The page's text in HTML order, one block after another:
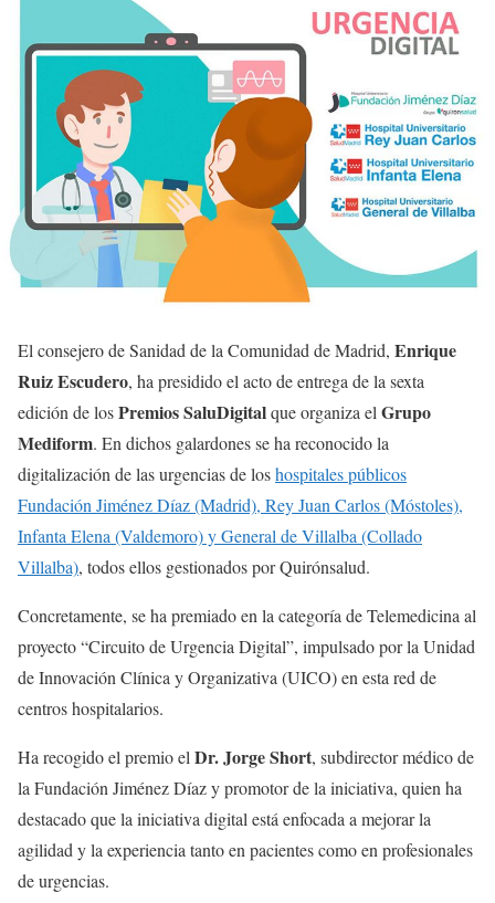
El consejero de Sanidad de la Comunidad de Madrid, Enrique
Ruiz Escudero, ha presidido el acto de entrega de la sexta
edición de losPremios SaluDigitalque organiza el Grupo
Mediform. En dichos galardones se ha reconocido la
digitalización de las urgencias de loshospitales públicos
Fundación Jiménez Díaz (Madrid), Rey Juan Carlos (Móstoles),
Infanta Elena (Valdemoro) y General de Villalba (Collado
Villalba), todos ellos gestionados por Quirónsalud.
Concretamente, se ha premiado en la categoría de Telemedicina al
proyecto “Circuito de Urgencia Digital”, impulsado por la Unidad
de Innovación Clínica y Organizativa (UICO) en esta red de
centros hospitalarios.
Ha recogido el premio el Dr. Jorge Short, subdirector médico de
la Fundación Jiménez Díaz y promotor de la iniciativa, quien ha
destacado que la iniciativa digital está enfocada a mejorar la
agilidad y la experiencia tanto en pacientes como en profesionales
de urgencias.